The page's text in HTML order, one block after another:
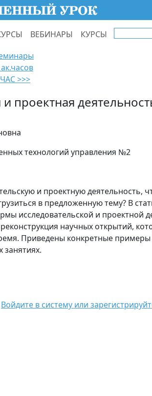
ВЕБИНАРЫ КУРСЫ
>>>
проектная
технологий управления №2
и проектную деятельность,
в предложенную тему? В
исследовательской и проектной
научных открытий,
Приведены конкретные примеры
занятиях.
Войдите в систему или